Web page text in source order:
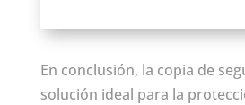
En conclusión, la copia de
solución ideal para la